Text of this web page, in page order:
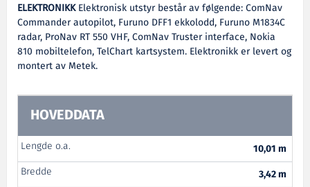
ELEKTRONIKKElektronisk utstyr består av følgende: ComNav
Commander autopilot, Furuno DFF1 ekkolodd, Furuno M1834C
radar, ProNav RT 550 VHF, ComNav Truster interface, Nokia
810 mobiltelefon, TelChart kartsystem. Elektronikk er levert og
montert av Metek.
HOVEDDATA
Lengde o.a.
10,01 m
Bredde
3,42 m